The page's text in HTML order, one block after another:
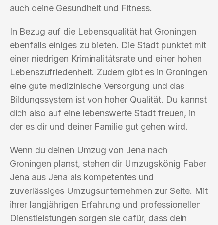
auch deine Gesundheit und Fitness.
In Bezug auf die Lebensqualität hat Groningen
ebenfalls einiges zu bieten. Die Stadt punktet mit
einer niedrigen Kriminalitätsrate und einer hohen
Lebenszufriedenheit. Zudem gibt es in Groningen
eine gute medizinische Versorgung und das
Bildungssystem ist von hoher Qualität. Du kannst
dich also auf eine lebenswerte Stadt freuen, in
der es dir und deiner Familie gut gehen wird.
Wenn du deinen Umzug von Jena nach
Groningen planst, stehen dir Umzugskönig Faber
Jena aus Jena als kompetentes und
zuverlässiges Umzugsunternehmen zur Seite. Mit
ihrer langjährigen Erfahrung und professionellen
Dienstleistungen sorgen sie dafür, dass dein